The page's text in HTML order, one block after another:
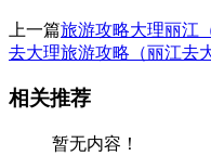
上一篇旅游攻略大理丽江
去大理旅游攻略（丽江去
相关推荐
暂无内容！